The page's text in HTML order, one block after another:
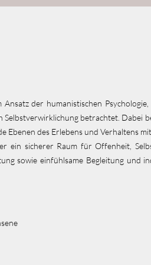
der humanistischen
betrachtet. Dabei
Ebenen des Erlebens und Verhaltens
ein sicherer Raum für Offenheit,
sowie einfühlsame Begleitung und